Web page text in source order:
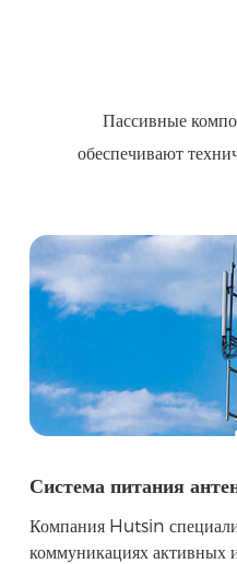
Пассивные
обеспечивают
Система питания
Компания Hutsin
коммуникациях активных